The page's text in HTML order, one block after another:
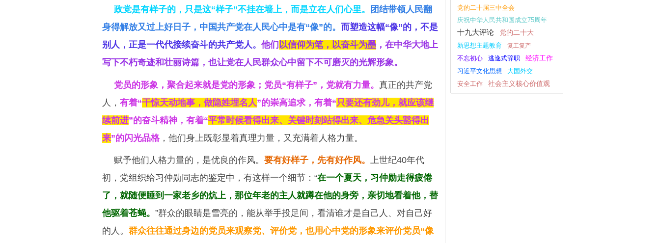
政党是有样子的，只是这“样子”不挂在墙上，而是立在人们心里。
团结带领人民翻
身得解放又过上好日子，中国共产党在人民心中是有“像”的。 而塑造这幅“像”的，不是
别人，正是一代代接续奋斗的共产党人。 他们 以信仰为笔，以奋斗为墨 ，在中华大地上
写下不朽奇迹和壮丽诗篇，也让党在人民群众心中留下不可磨灭的光辉形象。
党员的形象，聚合起来就是党的形象；党员“有样子”，党就有力量。 真正的共产党
人， 有着“干惊天动地事，做隐姓埋名人”的崇高追求，有着“只要还有劲儿，就应该继
续前进”的奋斗精神，有着“平常时候看得出来、关键时刻站得出来、危急关头豁得出
来”的闪光品格，他们身上既彰显着真理力量，又充满着人格力量。
赋予他们人格力量的，是优良的作风。 要有好样子，先有好作风。 上世纪40年代
初，党组织给习仲勋同志的鉴定中，有这样一个细节：“在一个夏天，习仲勋走得疲倦
了，就随便睡到一家老乡的炕上，那位年老的主人就蹲在他的身旁，亲切地看着他，替
他驱着苍蝇。 ”群众的眼睛是雪亮的，能从举手投足间，看清谁才是自己人、对自己好
的人。 群众往往通过身边的党员来观察党、评价党，也用心中党的形象来评价党员“像
党的二十届三中全会
庆祝中华人民共和国成立75周年
十九大评论 党的二十大
新思想主题教育 复工复产
不忘初心 逃逸式辞职
经济工作
习近平文化思想
大国外交
安全工作
社会主义核心价值观